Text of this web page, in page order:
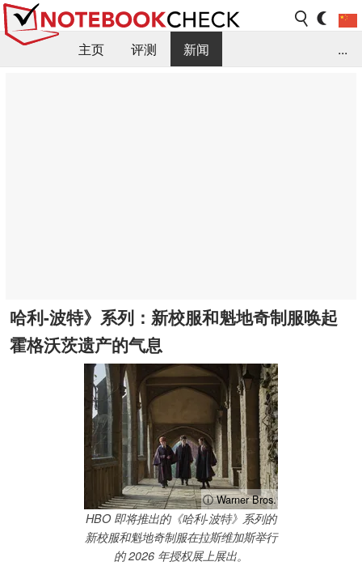
主页 评测
新闻
...
哈利-波特》系列：新校服和魁地奇制服唤起
霍格沃茨遗产的气息
ⓘ Warner Bros.
HBO 即将推出的《哈利-波特》系列的
新校服和魁地奇制服在拉斯维加斯举行
的 2026 年授权展上展出。